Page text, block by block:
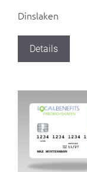
Dinslaken
Details